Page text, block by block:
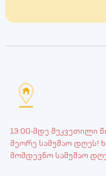
13:00-მდე შეკვეთილი
მეორე სამუშაო დღეს!
მომდევნო სამუშაო